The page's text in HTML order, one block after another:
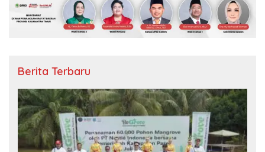
Berita Terbaru